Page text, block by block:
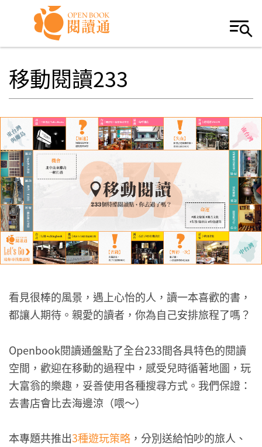
Skip to navigation
移至主內容
移動閱讀233
看見很棒的風景，遇上心怡的人，讀一本喜歡的書，
都讓人期待。親愛的讀者，你為自己安排旅程了嗎？
Openbook閱讀通盤點了全台233間各具特色的閱讀
空間，歡迎在移動的過程中，感受兒時循著地圖，玩
大富翁的樂趣，妥善使用各種搜尋方式。我們保證：
去書店會比去海邊涼（喂～）
本專題共推出3種遊玩策略 ，分別送給怕吵的旅人、